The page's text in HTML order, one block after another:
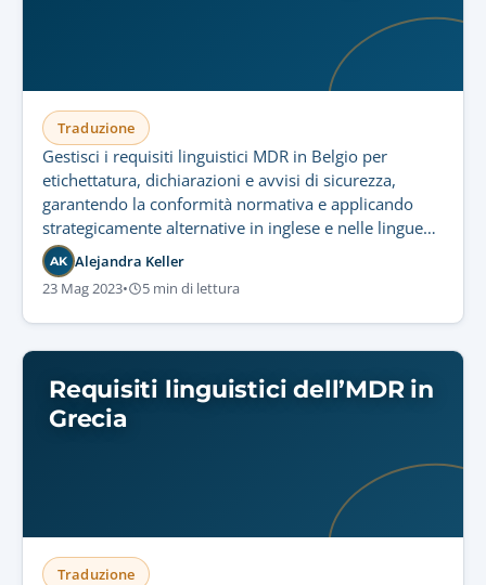
Traduzione
Gestisci i requisiti linguistici MDR in Belgio per
etichettatura, dichiarazioni e avvisi di sicurezza,
garantendo la conformità normativa e applicando
strategicamente alternative in inglese e nelle lingue
nazionali.
AK Alejandra Keller
23 Mag 2023• 5 min di lettura
Requisiti linguistici dell’MDR in
Grecia
Traduzione